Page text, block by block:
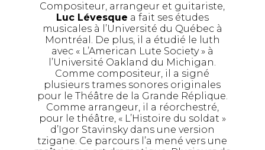
Compositeur, arrangeur et guitariste,
Luc Lévesque a fait ses études
musicales à l’Université du Québec à
Montréal. De plus, il a étudié le luth
avec « L’American Lute Society » à
l’Université Oakland du Michigan.
Comme compositeur, il a signé
plusieurs trames sonores originales
pour le Théâtre de la Grande Réplique.
Comme arrangeur, il a réorchestré,
pour le théâtre, « L’Histoire du soldat »
d’Igor Stavinsky dans une version
tzigane. Ce parcours l’a mené vers une